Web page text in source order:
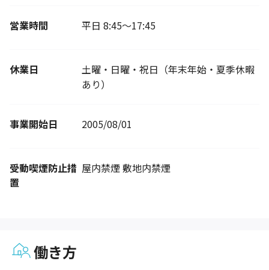
営業時間 平日 8:45～17:45
休業日
土曜・日曜・祝日（年末年始・夏季休暇
あり）
事業開始日 2005/08/01
受動喫煙防止措
置
屋内禁煙 敷地内禁煙
働き方